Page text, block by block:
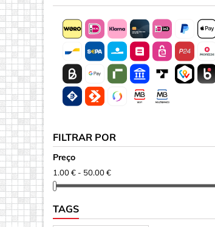
FILTRAR POR
Preço
1.00 € - 50.00 €
TAGS